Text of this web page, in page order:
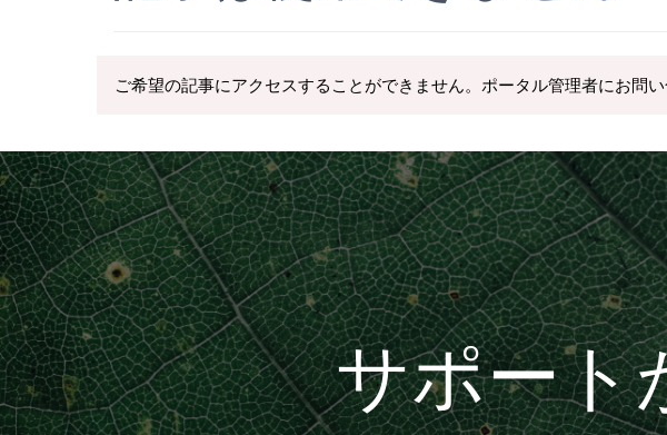
ご希望の記事にアクセスすることができません。ポータル管理者にお問い
サポート